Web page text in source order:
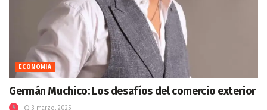
ECONOMIA
Germán Muchico: Los desafíos del comercio exterior
3 marzo, 2025